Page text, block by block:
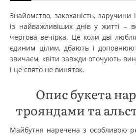
Знайомство, закоханість, заручини
із найважливіших днів у житті –
чергова вечірка. Це коли дві
єдиним цілим, дбають і
звичаєм, квіти завжди оточують
і це свято не виняток.
Опис букета
трояндами та
Майбутня наречена з особливою